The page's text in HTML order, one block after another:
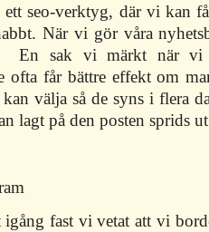
seo-verktyg, där vi kan
När vi gör våra
En sak vi märkt när vi
ofta får bättre effekt om
välja så de syns i flera
lagt på den posten sprids
fast vi vetat att vi